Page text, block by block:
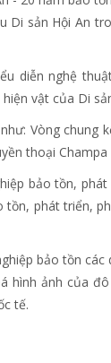
sản Hội An
diễn nghệ
vật của Di
Vòng chung
thoại Champa
bảo tồn,
phát triển,
bảo tồn
hình ảnh của
tế.